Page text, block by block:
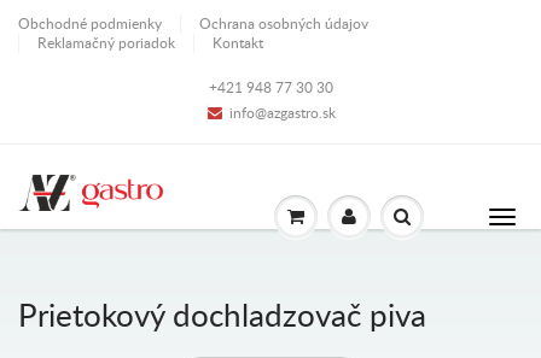
Obchodné podmienky
Ochrana osobných údajov
Reklamačný poriadok
Kontakt
+421 948 77 30 30
info@azgastro.sk
Prietokový dochladzovač piva